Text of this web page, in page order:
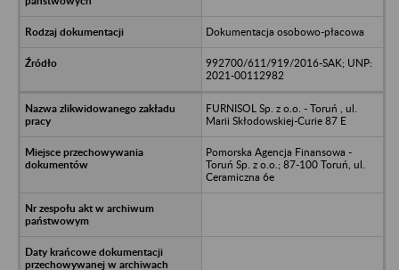
Dokumentacja osobowo-płacowa
992700/611/919/2016-SAK; UNP:
2021-00112982
FURNISOL Sp. z o.o. - Toruń , ul.
Marii Skłodowskiej-Curie 87 E
Pomorska Agencja Finansowa -
Toruń Sp. z o.o.; 87-100 Toruń, ul.
Ceramiczna 6e